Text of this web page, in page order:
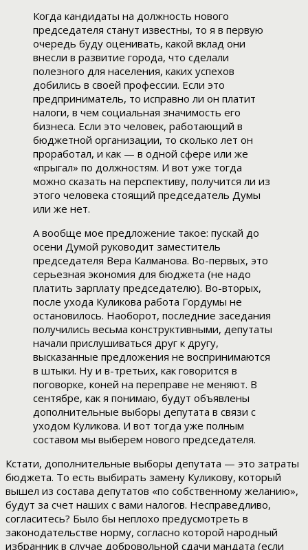
Когда кандидаты на должность нового
председателя станут известны, то я в первую
очередь буду оценивать, какой вклад они
внесли в развитие города, что сделали
полезного для населения, каких успехов
добились в своей профессии. Если это
предприниматель, то исправно ли он платит
налоги, в чем социальная значимость его
бизнеса. Если это человек, работающий в
бюджетной организации, то сколько лет он
проработал, и как — в одной сфере или же
«прыгал» по должностям. И вот уже тогда
можно сказать на перспективу, получится ли из
этого человека стоящий председатель Думы
или же нет.
А вообще мое предложение такое: пускай до
осени Думой руководит заместитель
председателя Вера Калманова. Во-первых, это
серьезная экономия для бюджета (не надо
платить зарплату председателю). Во-вторых,
после ухода Куликова работа Гордумы не
остановилось. Наоборот, последние заседания
получились весьма конструктивными, депутаты
начали прислушиваться друг к другу,
высказанные предложения не воспринимаются
в штыки. Ну и в-третьих, как говорится в
поговорке, коней на переправе не меняют. В
сентябре, как я понимаю, будут объявлены
дополнительные выборы депутата в связи с
уходом Куликова. И вот тогда уже полным
составом мы выберем нового председателя.
Кстати, дополнительные выборы депутата — это затраты
бюджета. То есть выбирать замену Куликову, который
вышел из состава депутатов «по собственному желанию»,
будут за счет наших с вами налогов. Несправедливо,
согласитесь? Было бы неплохо предусмотреть в
законодательстве норму, согласно которой народный
избранник в случае добровольной сдачи мандата (если